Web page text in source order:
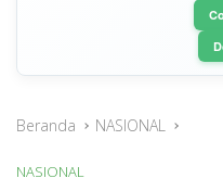
Beranda NASIONAL
NASIONAL